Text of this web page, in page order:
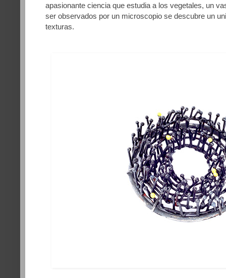
apasionante ciencia que estudia a los vegetales, un
ser observados por un microscopio se descubre un
texturas.